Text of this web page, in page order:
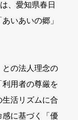
、愛知県春日
いあいの郷」
の法人理念の
利用者の尊厳を
活リズムに合
感に基づく「優